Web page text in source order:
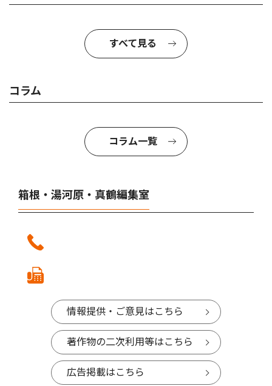
すべて見る
コラム
コラム一覧
箱根・湯河原・真鶴編集室
情報提供・ご意見はこちら
著作物の二次利用等はこちら
広告掲載はこちら